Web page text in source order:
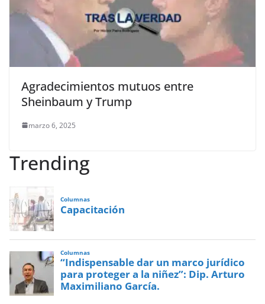
Agradecimientos mutuos entre
Sheinbaum y Trump
marzo 6, 2025
Trending